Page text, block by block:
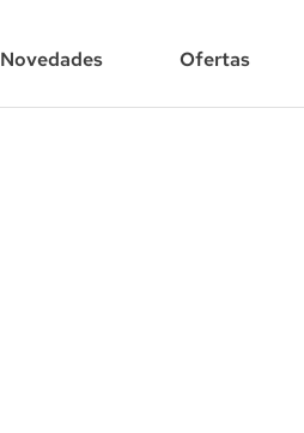
Novedades Ofertas